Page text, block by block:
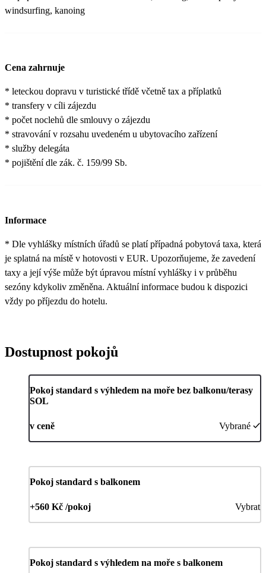
windsurfing, kanoing
Cena zahrnuje
* leteckou dopravu v turistické třídě včetně tax a příplatků
* transfery v cíli zájezdu
* počet noclehů dle smlouvy o zájezdu
* stravování v rozsahu uvedeném u ubytovacího zařízení
* služby delegáta
* pojištění dle zák. č. 159/99 Sb.
Informace
* Dle vyhlášky místních úřadů se platí případná pobytová taxa, která
je splatná na místě v hotovosti v EUR. Upozorňujeme, že zavedení
taxy a její výše může být úpravou místní vyhlášky i v průběhu
sezóny kdykoliv změněna. Aktuální informace budou k dispozici
vždy po příjezdu do hotelu.
Dostupnost pokojů
Pokoj standard s výhledem na moře bez balkonu/terasy
SOL
v ceně Vybrané
Pokoj standard s balkonem
+560 Kč /pokoj Vybrat
Pokoj standard s výhledem na moře s balkonem